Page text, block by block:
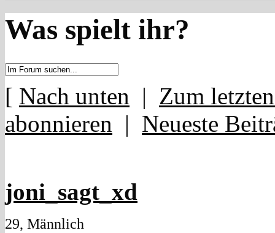
Was spielt ihr?
[ Nach unten | Zum
abonnieren | Neueste
joni_sagt_xd
29, Männlich